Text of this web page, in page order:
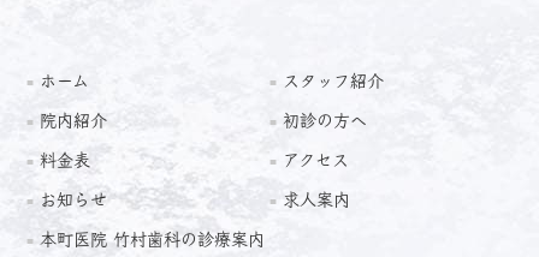
ホーム スタッフ紹介
院内紹介 初診の方へ
料金表 アクセス
お知らせ 求人案内
本町医院 竹村歯科の診療案内